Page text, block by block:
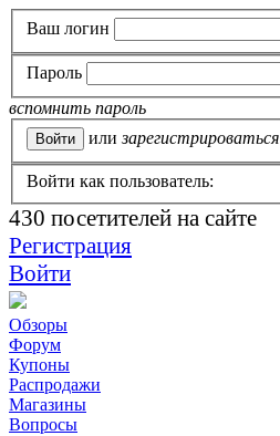
Ваш логин
Пароль
вспомнить пароль
или зарегистрироваться
Войти как пользователь:
430 посетителей на сайте
Регистрация
Войти
Обзоры
Форум
Купоны
Распродажи
Магазины
Вопросы